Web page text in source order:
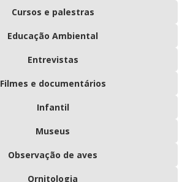
Cursos e palestras
Educação Ambiental
Entrevistas
Filmes e documentários
Infantil
Museus
Observação de aves
Ornitologia